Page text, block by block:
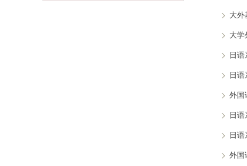
大外
大学
日
日
外国
日
日
外国